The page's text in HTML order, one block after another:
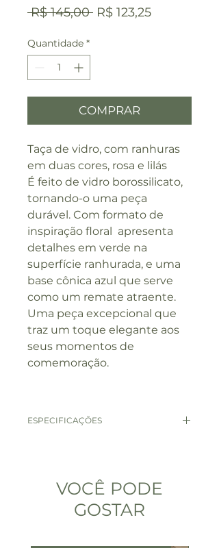
R$ 145,00 Preço
R$ 123,25Preço
Quantidade *
COMPRAR
Taça de vidro, com ranhuras
em duas cores, rosa e lilás
É feito de vidro borossilicato,
tornando-o uma peça
durável. Com formato de
inspiração floral apresenta
detalhes em verde na
superfície ranhurada, e uma
base cônica azul que serve
como um remate atraente.
Uma peça excepcional que
traz um toque elegante aos
seus momentos de
comemoração.
ESPECIFICAÇÕES
Capacidade: 250ml
Uso: Água, Vinho, Drinks.
VOCÊ PODE
GOSTAR